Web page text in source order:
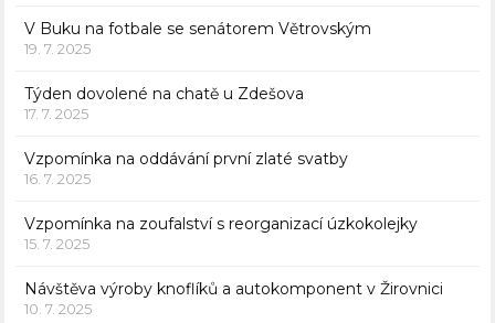
V Buku na fotbale se senátorem Větrovským
19. 7. 2025
Týden dovolené na chatě u Zdešova
17. 7. 2025
Vzpomínka na oddávání první zlaté svatby
16. 7. 2025
Vzpomínka na zoufalství s reorganizací úzkokolejky
15. 7. 2025
Návštěva výroby knoflíků a autokomponent v Žirovnici
10. 7. 2025